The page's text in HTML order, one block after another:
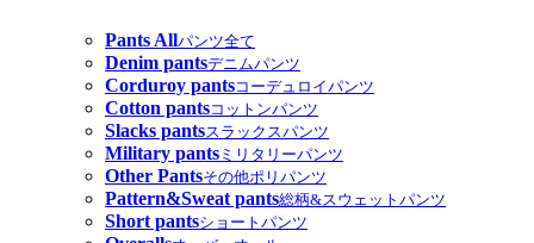
Pants Allパンツ全て
Denim pantsデニムパンツ
Corduroy pantsコーデュロイパンツ
Cotton pantsコットンパンツ
Slacks pantsスラックスパンツ
Military pants ミリタリーパンツ
Other Pantsその他ポリパンツ
Pattern&Sweat pants総柄&スウェットパンツ
Short pantsショートパンツ